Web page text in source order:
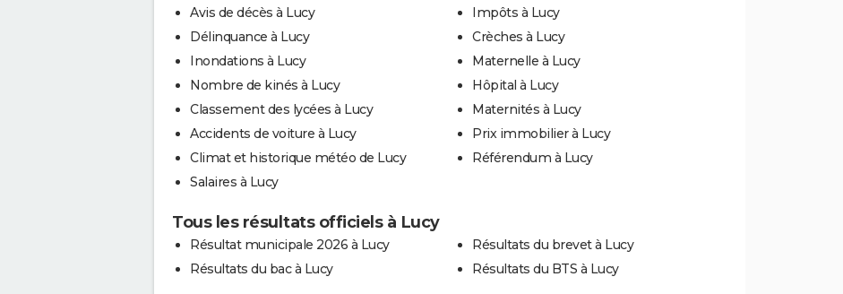
Avis de décès à Lucy
Délinquance à Lucy
Inondations à Lucy
Nombre de kinés à Lucy
Classement des lycées à Lucy
Accidents de voiture à Lucy
Climat et historique météo de Lucy
Salaires à Lucy
Impôts à Lucy
Crèches à Lucy
Maternelle à Lucy
Hôpital à Lucy
Maternités à Lucy
Prix immobilier à Lucy
Référendum à Lucy
Tous les résultats officiels à Lucy
Résultat municipale 2026 à Lucy
Résultats du bac à Lucy
Résultats du brevet à Lucy
Résultats du BTS à Lucy